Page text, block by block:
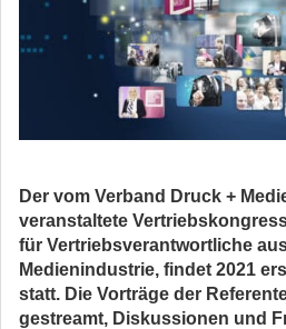
Der vom Verband Druck +
veranstaltete
für Vertriebsverantwortliche
Medienindustrie, findet 2021
statt. Die Vorträge der
gestreamt, Diskussionen und